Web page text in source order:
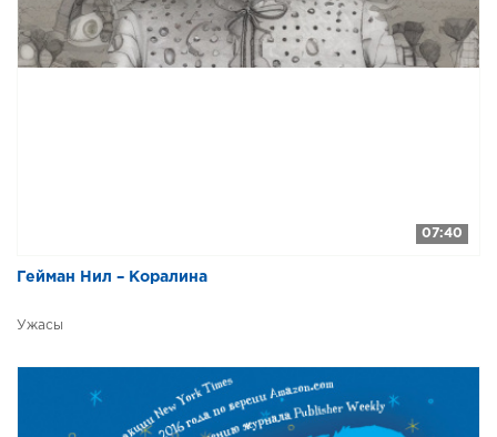
07:40
Гейман Нил – Коралина
Ужасы